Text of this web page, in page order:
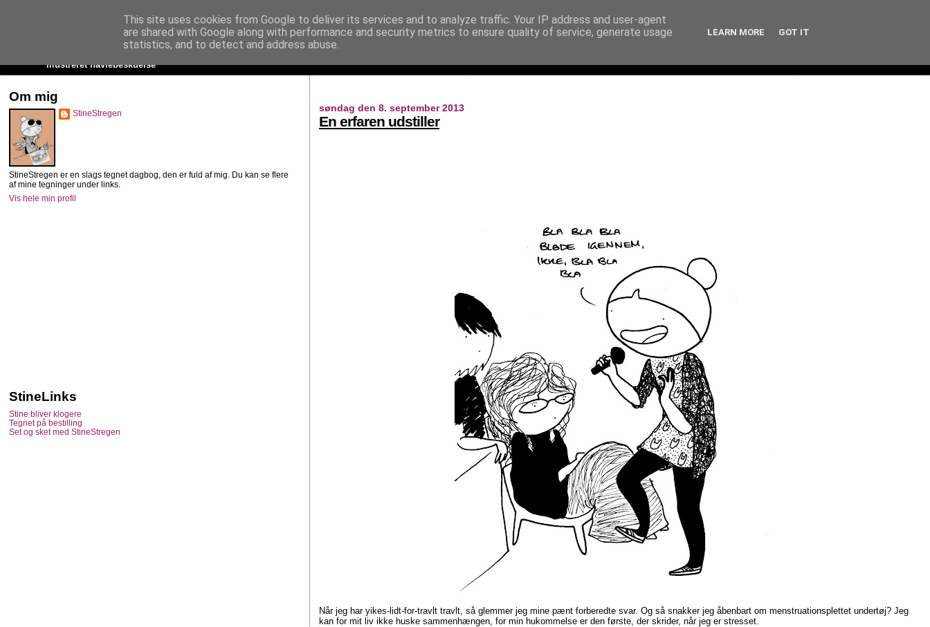
StineStregen
Illustreret navlebeskuelse
søndag den 8. september 2013
En erfaren udstiller
Når jeg har yikes-lidt-for-travlt travlt, så glemmer jeg mine pænt forberedte svar. Og så snakker jeg åbenbart om menstruationsplettet undertøj? Jeg
kan for mit liv ikke huske sammenhængen, for min hukommelse er den første, der skrider, når jeg er stresset.
Om mig
StineStregen
StineStregen er en slags tegnet dagbog, den er fuld af mig. Du kan se flere
af mine tegninger under links.
Vis hele min profil
StineLinks
Stine bliver klogere
Tegnet på bestilling
Set og sket med StineStregen
This site uses cookies from Google to deliver its services and to analyze traffic. Your IP address and user-agent
are shared with Google along with performance and security metrics to ensure quality of service, generate usage
statistics, and to detect and address abuse.
LEARN MORE GOT IT